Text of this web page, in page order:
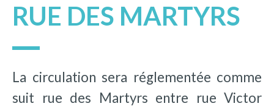
RUE DES MARTYRS
La circulation sera réglementée comme
suit rue des Martyrs entre rue Victor